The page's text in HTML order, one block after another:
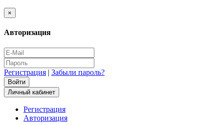
×
Авторизация
Регистрация | Забыли пароль?
Личный кабинет
Регистрация
Авторизация